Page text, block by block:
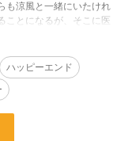
も涼風と一緒にいたけれ
ことになるが、そこに医
ハッピーエンド